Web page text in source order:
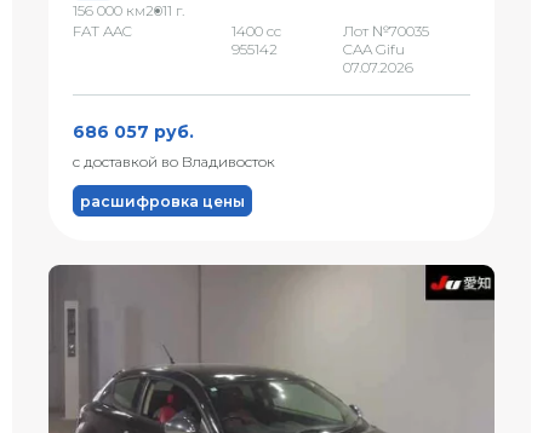
156 000 км2011 г.
FAT AAC
1400 сс
955142
Лот №70035
CAA Gifu
07.07.2026
686 057 руб.
с доставкой во Владивосток
расшифровка цены